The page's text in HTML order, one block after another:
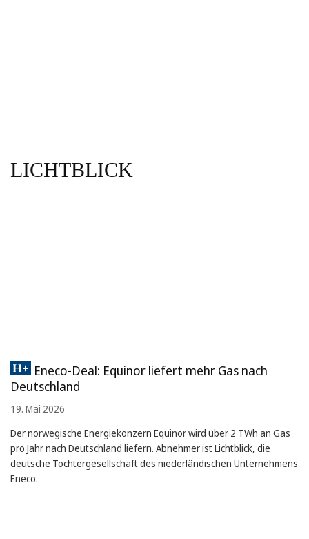
LICHTBLICK
Eneco-Deal: Equinor liefert mehr Gas nach
Deutschland
19. Mai 2026
Der norwegische Energiekonzern Equinor wird über 2 TWh an Gas
pro Jahr nach Deutschland liefern. Abnehmer ist Lichtblick, die
deutsche Tochtergesellschaft des niederländischen Unternehmens
Eneco.